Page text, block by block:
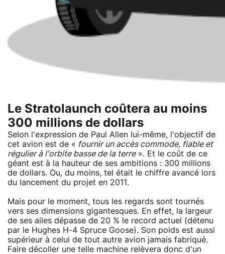
Le Stratolaunch coûtera au moins
300 millions de dollars
Selon l'expression de Paul Allen lui-même, l'objectif de
cet avion est de « fournir un accès commode, fiable et
régulier à l'orbite basse de la terre». Et le coût de ce
géant est à la hauteur de ses ambitions : 300 millions
de dollars. Ou, du moins, tel était le chiffre avancé lors
du lancement du projet en 2011.
Mais pour le moment, tous les regards sont tournés
vers ses dimensions gigantesques. En effet, la largeur
de ses ailes dépasse de 20 % le record actuel (détenu
par le Hughes H-4 Spruce Goose). Son poids est aussi
supérieur à celui de tout autre avion jamais fabriqué.
Faire décoller une telle machine relèvera donc d'un